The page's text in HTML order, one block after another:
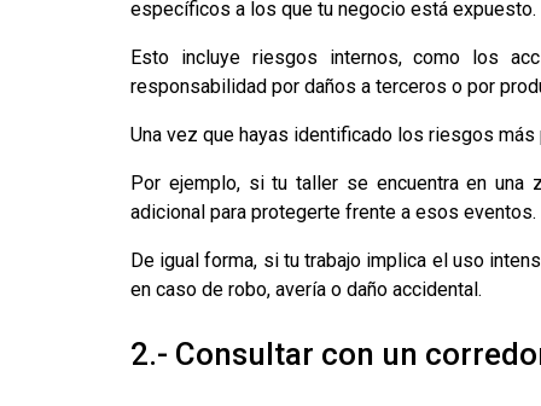
específicos a los que tu negocio está expuesto.
Esto incluye riesgos internos, como los
responsabilidad por daños a terceros o por
Una vez que hayas identificado los riesgos
Por ejemplo, si tu taller se encuentra en una
adicional para protegerte frente a esos eventos.
De igual forma, si tu trabajo implica el uso
en caso de robo, avería o daño accidental.
2.- Consultar con un